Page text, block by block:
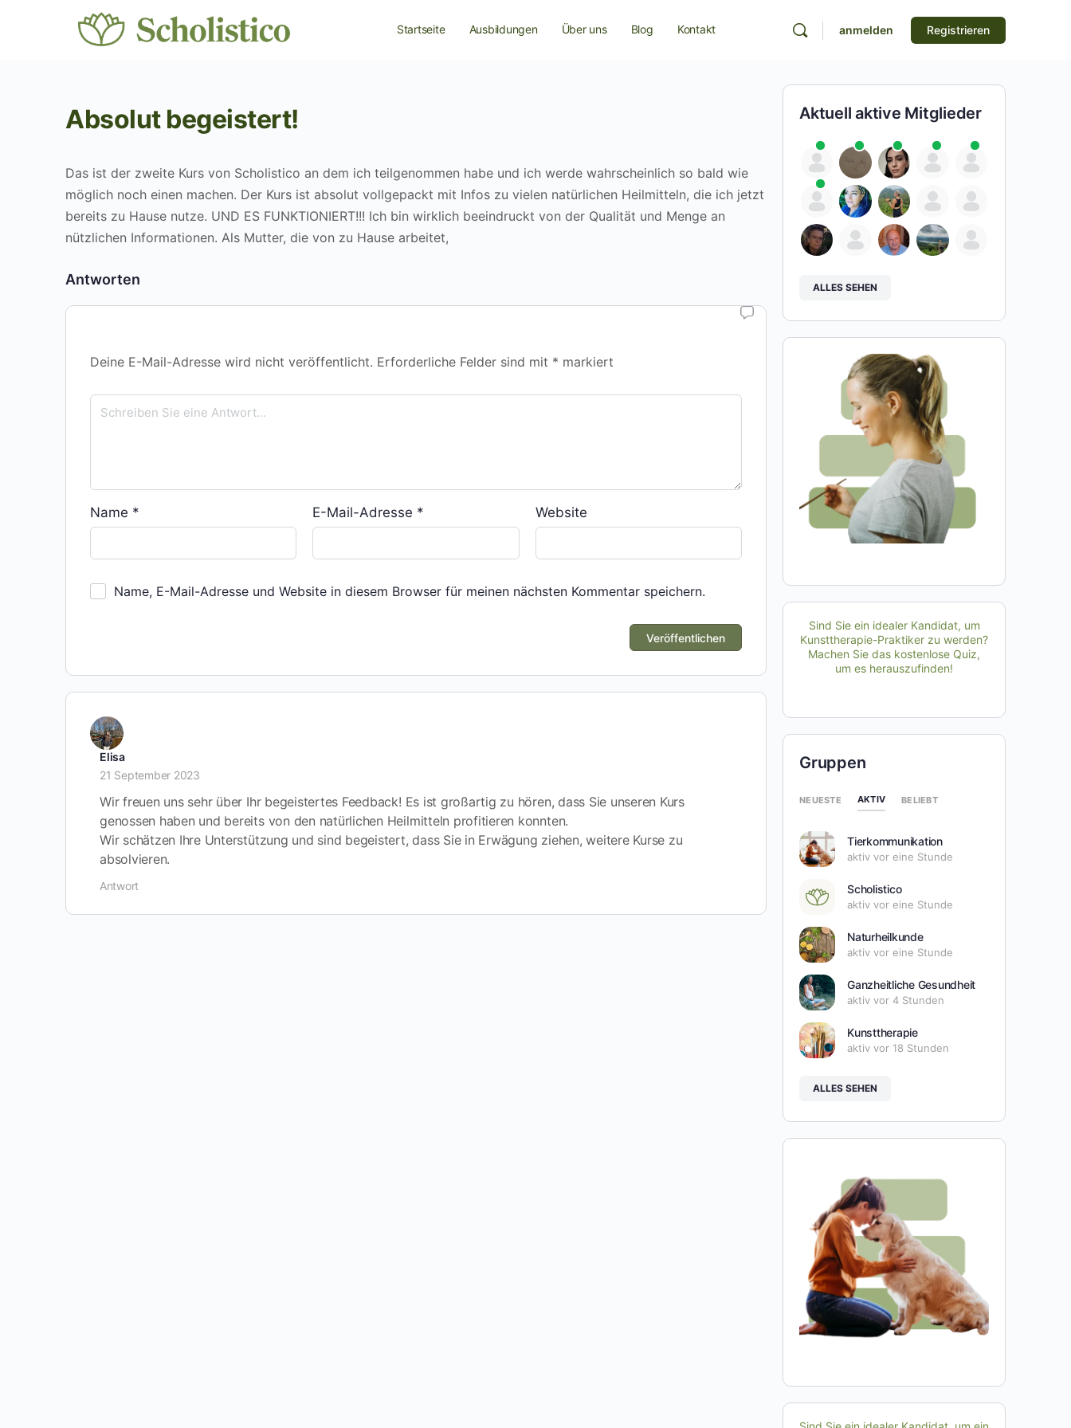
Startseite Ausbildungen Über uns Blog Kontakt anmelden Registrieren
Absolut begeistert!
Das ist der zweite Kurs von Scholistico an dem ich teilgenommen habe und ich werde wahrscheinlich so bald wie
möglich noch einen machen. Der Kurs ist absolut vollgepackt mit Infos zu vielen natürlichen Heilmitteln, die ich jetzt
bereits zu Hause nutze. UND ES FUNKTIONIERT!!! Ich bin wirklich beeindruckt von der Qualität und Menge an
nützlichen Informationen. Als Mutter, die von zu Hause arbeitet,
Antworten
Deine E-Mail-Adresse wird nicht veröffentlicht. Erforderliche Felder sind mit * markiert
Name * E-Mail-Adresse * Website
Name, E-Mail-Adresse und Website in diesem Browser für meinen nächsten Kommentar speichern.
Elisa
21 September 2023
Wir freuen uns sehr über Ihr begeistertes Feedback! Es ist großartig zu hören, dass Sie unseren Kurs
genossen haben und bereits von den natürlichen Heilmitteln profitieren konnten.
Wir schätzen Ihre Unterstützung und sind begeistert, dass Sie in Erwägung ziehen, weitere Kurse zu
absolvieren.
Antwort
Aktuell aktive Mitglieder
ALLES SEHEN
Sind Sie ein idealer Kandidat, um
Kunsttherapie-Praktiker zu werden?
Machen Sie das kostenlose Quiz,
um es herauszufinden!
Gruppen
NEUESTE AKTIV BELIEBT
Tierkommunikation
aktiv vor eine Stunde
Scholistico
aktiv vor eine Stunde
Naturheilkunde
aktiv vor eine Stunde
Ganzheitliche Gesundheit
aktiv vor 4 Stunden
Kunsttherapie
aktiv vor 18 Stunden
ALLES SEHEN